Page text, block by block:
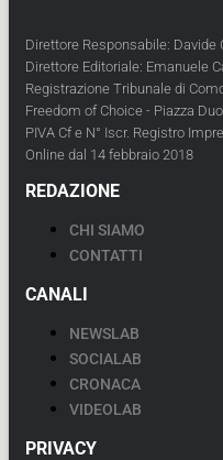
Direttore Responsabile: Davide
Direttore Editoriale: Emanuele
Registrazione Tribunale di
Freedom of Choice - Piazza
PIVA Cf e N° Iscr. Registro
Online dal 14 febbraio 2018
REDAZIONE
CHI SIAMO
CONTATTI
CANALI
NEWSLAB
SOCIALAB
CRONACA
VIDEOLAB
PRIVACY